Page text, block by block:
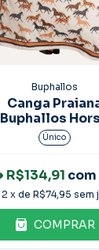
Buphallos
Canga
Buphallos
ACS30
Único
R$134,91 com
2 x de R$74,95 sem
COMPRAR